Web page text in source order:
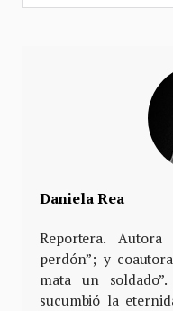
Daniela Rea
Reportera.
perdón”; y
mata un
sucumbió la